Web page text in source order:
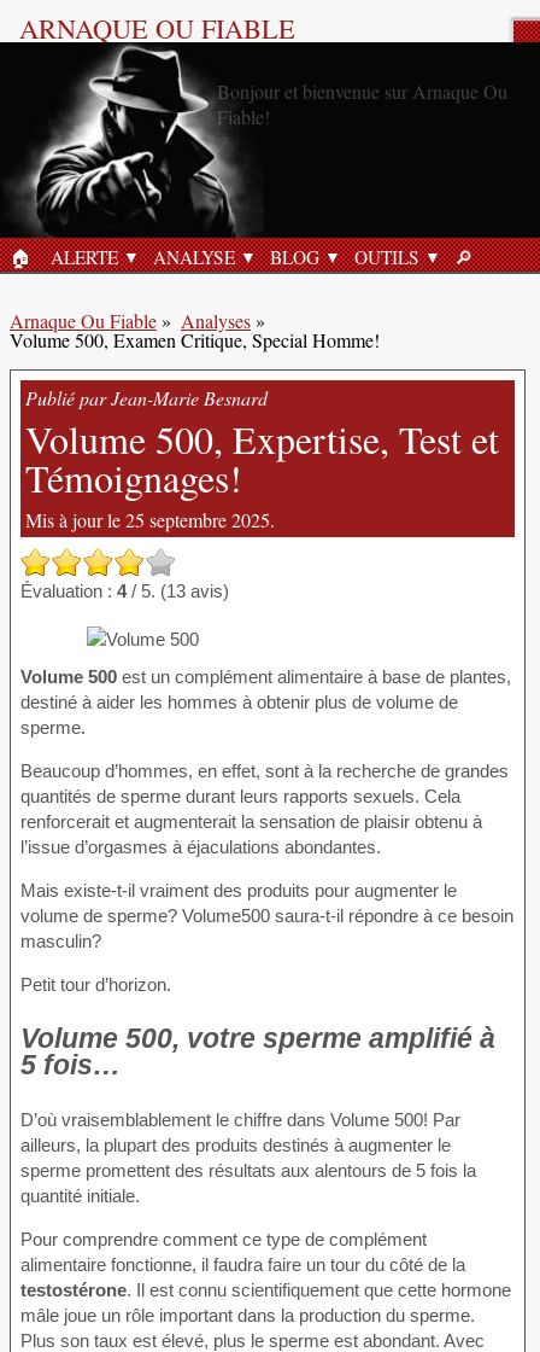
ARNAQUE OU FIABLE
ACCUEIL
🏠︎ ALERTE ANALYSE BLOG OUTILS 🔎︎
Arnaque Ou Fiable» Analyses»
Volume 500, Examen Critique, Special Homme!
Publié par Jean-Marie Besnard
Volume 500, Expertise, Test et
Témoignages!
Mis à jour le 25 septembre 2025.
Évaluation : 4/ 5. (13 avis)
Volume 500 est un complément alimentaire à base de plantes,
destiné à aider les hommes à obtenir plus de volume de
sperme.
Beaucoup d’hommes, en effet, sont à la recherche de grandes
quantités de sperme durant leurs rapports sexuels. Cela
renforcerait et augmenterait la sensation de plaisir obtenu à
l’issue d’orgasmes à éjaculations abondantes.
Mais existe-t-il vraiment des produits pour augmenter le
volume de sperme? Volume500 saura-t-il répondre à ce besoin
masculin?
Petit tour d’horizon.
Volume 500, votre sperme amplifié à
5 fois…
D’où vraisemblablement le chiffre dans Volume 500! Par
ailleurs, la plupart des produits destinés à augmenter le
sperme promettent des résultats aux alentours de 5 fois la
quantité initiale.
Pour comprendre comment ce type de complément
alimentaire fonctionne, il faudra faire un tour du côté de la
testostérone. Il est connu scientifiquement que cette hormone
mâle joue un rôle important dans la production du sperme.
Plus son taux est élevé, plus le sperme est abondant. Avec